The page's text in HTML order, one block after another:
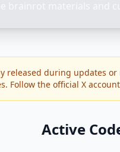
are usually released
milestones. Follow the